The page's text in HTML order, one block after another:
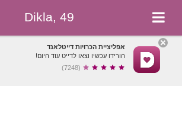
Dikla, 49
אפליציית הכרויות דייטלאנד
הורידו עכשיו וצאו לדייט עוד היום!
(7248)